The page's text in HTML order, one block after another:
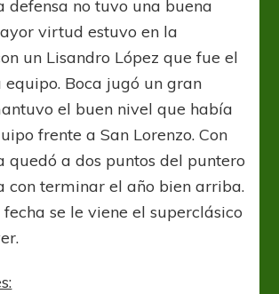
defensa no tuvo una buena
virtud estuvo en la
un Lisandro López que fue el
equipo. Boca jugó un gran
el buen nivel que había
frente a San Lorenzo. Con
quedó a dos puntos del puntero
con terminar el año bien arriba.
se le viene el superclásico